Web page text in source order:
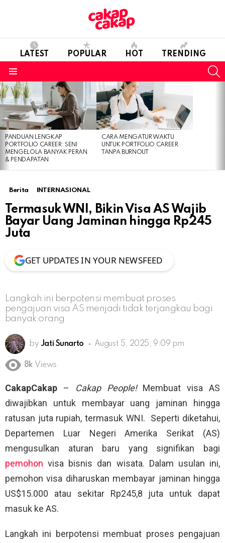
LATEST POPULAR HOT TRENDING
LATEST
STORIES
PANDUAN LENGKAP
PORTFOLIO CAREER: SENI
MENGELOLA BANYAK PERAN
& PENDAPATAN
CARA MENGATUR WAKTU
UNTUK PORTFOLIO CAREER
TANPA BURNOUT
Berita INTERNASIONAL
Termasuk WNI, Bikin Visa AS Wajib
Bayar Uang Jaminan hingga Rp245
Juta
GET UPDATES IN YOUR NEWSFEED
Langkah ini berpotensi membuat proses
pengajuan visa AS menjadi tidak terjangkau bagi
banyak orang
by Jati Sunarto August 5, 2025, 9:09 pm
8k Views
CakapCakap – Cakap People!Membuat visa AS
diwajibkan untuk membayar uang jaminan hingga
ratusan juta rupiah, termasuk WNI. Seperti diketahui,
Departemen Luar Negeri Amerika Serikat (AS)
mengusulkan aturan baru yang signifikan bagi
pemohon visa bisnis dan wisata. Dalam usulan ini,
pemohon visa diharuskan membayar jaminan hingga
US$15.000 atau sekitar Rp245,8 juta untuk dapat
masuk ke AS.
Langkah ini berpotensi membuat proses pengajuan